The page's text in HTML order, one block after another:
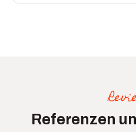
Referenzen